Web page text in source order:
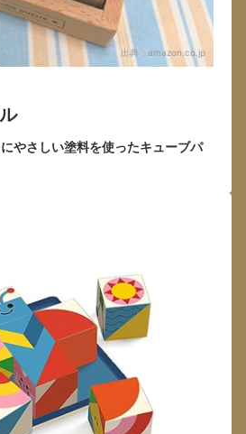
出典： amazon.co.jp
やさしい塗料を使ったキューブパ